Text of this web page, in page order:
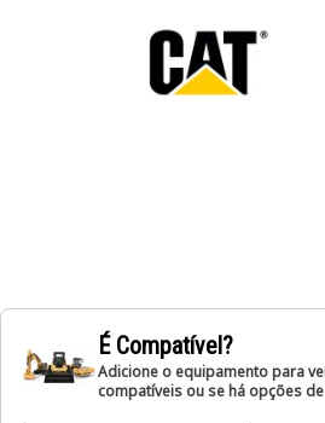
É Compatível?
Adicione o equipamento para
compatíveis ou se há opções